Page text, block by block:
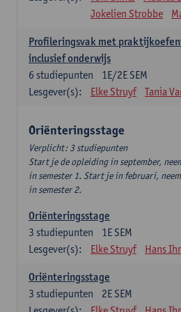
Jokelien Strobbe
Profileringsvak met
inclusief onderwijs
1E/2E SEM
6 studiepunten
Lesgever(s):
Elke Struyf Tania
Oriënteringsstage
Verplicht: 3 studiepunten
Start je de opleiding in september,
in semester 1. Start je in februari,
in semester 2.
Oriënteringsstage
1E SEM
3 studiepunten
Lesgever(s):
Elke Struyf Hans
Oriënteringsstage
2E SEM
3 studiepunten